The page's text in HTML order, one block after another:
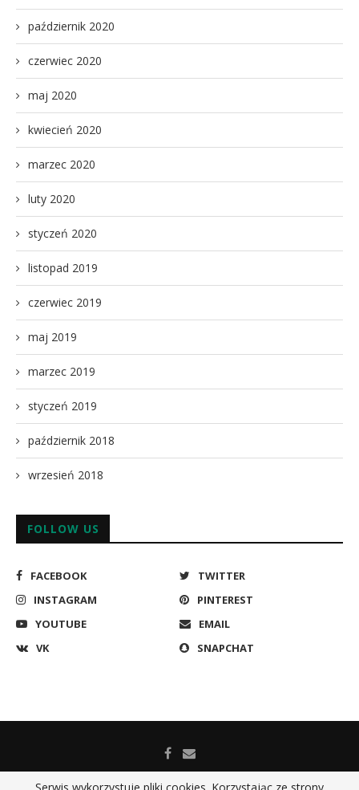
październik 2020
czerwiec 2020
maj 2020
kwiecień 2020
marzec 2020
luty 2020
styczeń 2020
listopad 2019
czerwiec 2019
maj 2019
marzec 2019
styczeń 2019
październik 2018
wrzesień 2018
FOLLOW US
FACEBOOK
TWITTER
INSTAGRAM
PINTEREST
YOUTUBE
EMAIL
VK
SNAPCHAT